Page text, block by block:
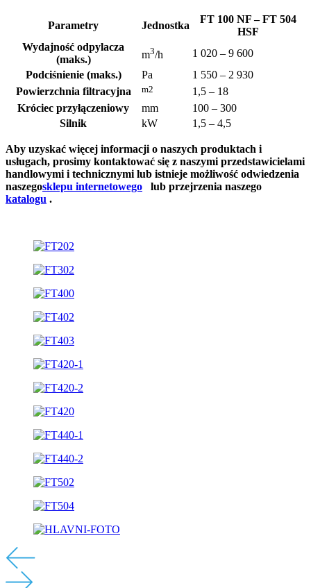
Parametry Jednostka
FT 100 NF – FT 504
HSF
Wydajność odpylacza
(maks.)
m3/h
1 020 – 9 600
Podciśnienie (maks.)
Pa
1 550 – 2 930
Powierzchnia filtracyjna
m2
1,5 – 18
Króciec przyłączeniowy
mm
100 – 300
Silnik
kW 1,5 – 4,5
Aby uzyskać więcej informacji o naszych produktach i
usługach, prosimy kontaktować się z naszymi przedstawicielami
handlowymi i technicznymi lub istnieje możliwość odwiedzenia
naszegosklepu internetowego lub przejrzenia naszego
katalogu .